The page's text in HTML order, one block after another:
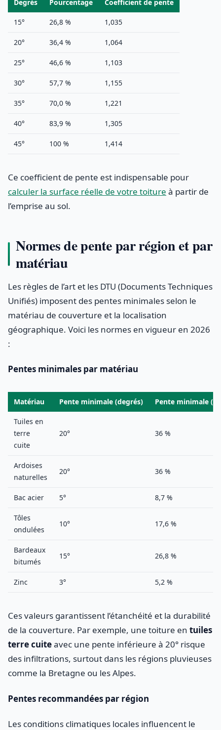
Degrés Pourcentage Coefficient de pente
15° 26,8 % 1,035
20° 36,4 % 1,064
25° 46,6 % 1,103
30° 57,7 % 1,155
35° 70,0 % 1,221
40° 83,9 % 1,305
45° 100 % 1,414
Ce coefficient de pente est indispensable pour
calculer la surface réelle de votre toiture à partir de
l’emprise au sol.
Normes de pente par région et par
matériau
Les règles de l’art et les DTU (Documents Techniques
Unifiés) imposent des pentes minimales selon le
matériau de couverture et la localisation
géographique. Voici les normes en vigueur en 2026
:
Pentes minimales par matériau
Matériau Pente minimale (degrés) Pente minimale
Tuiles en
terre
cuite
20° 36 %
Ardoises
naturelles
20° 36 %
Bac acier 5° 8,7 %
Tôles
ondulées
10° 17,6 %
Bardeaux
bitumés
15° 26,8 %
Zinc 3° 5,2 %
Ces valeurs garantissent l’étanchéité et la durabilité
de la couverture. Par exemple, une toiture en tuiles
terre cuiteavec une pente inférieure à 20° risque
des infiltrations, surtout dans les régions pluvieuses
comme la Bretagne ou les Alpes.
Pentes recommandées par région
Les conditions climatiques locales influencent le